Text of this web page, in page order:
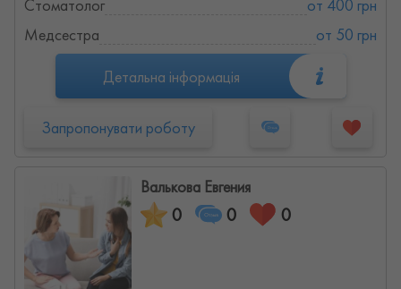
Стоматолог
от 400 грн
Медсестра
от 50 грн
Детальна інформація
Запропонувати роботу
Валькова Евгения
0 0 0